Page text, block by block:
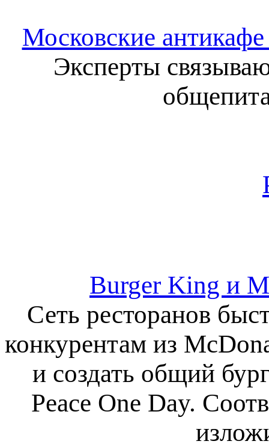
Московские
Эксперты
Burger King и
Сеть ресторанов
конкурентам из
и создать общий
Peace One Day.